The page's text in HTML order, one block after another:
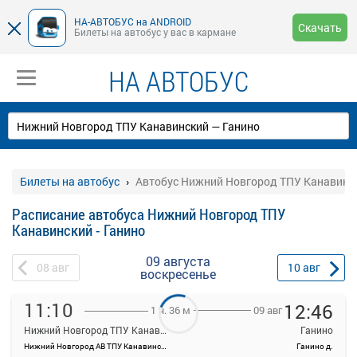
НА-АВТОБУС на ANDROID
Билеты на автобус у вас в кармане
Скачать
НА АВТОБУС
Билеты на автобус Автобус Нижний Новгород ТПУ
Расписание автобуса Нижний Новгород ТПУ
Канавинский - Ганино
08 авг 09 августа
воскресенье 10авг
11:10
Нижний Новгород ТПУ Канавинский
Нижний Новгород АВ ТПУ Канавинский
1 ч. 36 м 09 авг 12:46
Ганино
Ганино д.